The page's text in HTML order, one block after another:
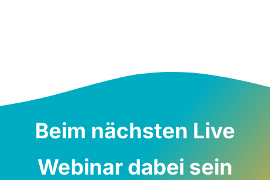
Beim nächsten Live
Webinar dabei sein